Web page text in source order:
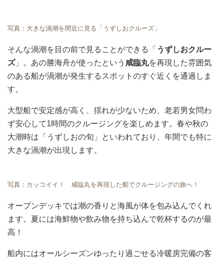
写真：大きな渦潮を間近に見る「うずしおクルーズ」
そんな渦潮を目の前で見ることができる「 うずしおクルー
ズ」。あの勝海舟が使ったという 咸臨丸を再現した雰囲気
のある船が渦潮が発生するスポットのすぐ近くを通過しま
す。
大型船で安定感が高く、揺れが少ないため、老若男女問わ
ず安心して1時間のクルージングを楽しめます。春や秋の
大潮時は「うずしおの旬」といわれており、年間でも特に
大きな渦潮が出現します。
写真：カッコイイ！ 咸臨丸を再現した船でクルージングの旅へ！
オープンデッキでは潮の香りと海風が体を包み込んでくれ
ます。夏には海鮮物や飲み物を持ち込んで乾杯するのが最
高！
船内にはオールシーズンゆったり過ごせる冷暖房完備の客